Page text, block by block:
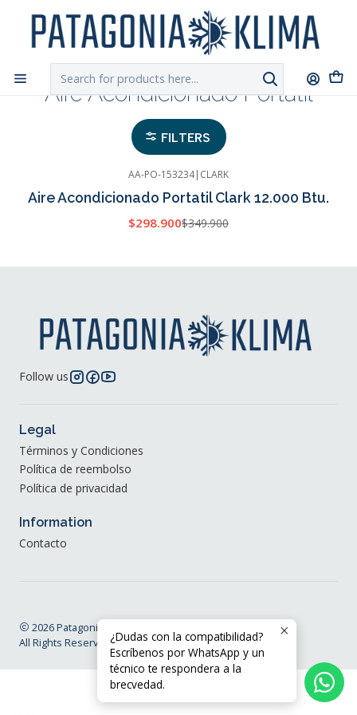
Chilexpress
Home Aire Acondicionado Portatil
Aire Acondicionado Portatil
FILTERS
-15%
AA-PO-153234| CLARK
Aire Acondicionado Portatil Clark 12.000 Btu.
$298.900$349.900
Follow us
Legal
Términos y Condiciones
Política de reembolso
Política de privacidad
Information
Contacto
2026 Patagonia Klima®.
All Rights Reserved.Powered by Jumpseller.
¿Dudas con la compatibilidad?
Escríbenos por WhatsApp y un
técnico te respondera a la
brecvedad.